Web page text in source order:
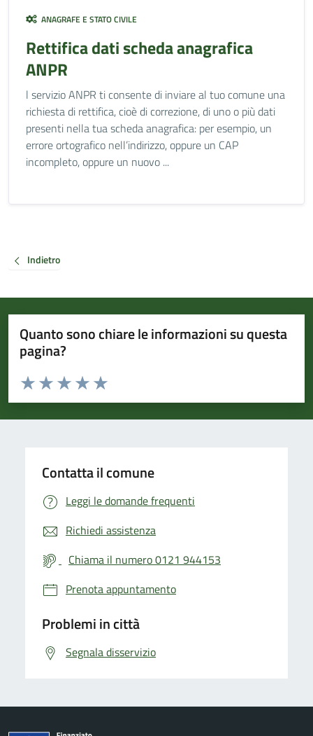
ANAGRAFE E STATO CIVILE
Rettifica dati scheda anagrafica
ANPR
l servizio ANPR ti consente di inviare al tuo comune una
richiesta di rettifica, cioè di correzione, di uno o più dati
presenti nella tua scheda anagrafica: per esempio, un
errore ortografico nell’indirizzo, oppure un CAP
incompleto, oppure un nuovo ...
Indietro
Quanto sono chiare le informazioni su questa
pagina?
Valuta da 1 a 5 stelle la pagina
Valuta 5 stelle su 5
Valuta 4 stelle su 5
Valuta 3 stelle su 5
Valuta 2 stelle su 5
Valuta 1 stelle su 5
Contatta il comune
Leggi le domande frequenti
Richiedi assistenza
Chiama il numero 0121 944153
Prenota appuntamento
Problemi in città
Segnala disservizio